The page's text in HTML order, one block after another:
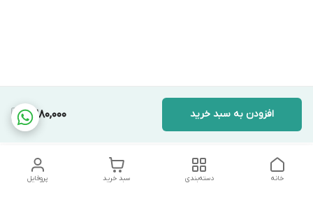
11,280,000 افزودن به سبد خرید
پروفایل سبد خرید دسته‌بندی خانه